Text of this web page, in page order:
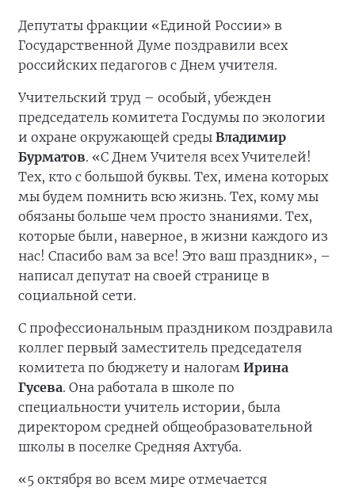
Депутаты фракции «Единой России» в
Государственной Думе поздравили всех
российских педагогов с Днем учителя.
Учительский труд – особый, убежден
председатель комитета Госдумы по экологии
и охране окружающей среды Владимир
Бурматов. «С Днем Учителя всех Учителей!
Тех, кто с большой буквы. Тех, имена которых
мы будем помнить всю жизнь. Тех, кому мы
обязаны больше чем просто знаниями. Тех,
которые были, наверное, в жизни каждого из
нас! Спасибо вам за все! Это ваш праздник», –
написал депутат на своей странице в
социальной сети.
С профессиональным праздником поздравила
коллег первый заместитель председателя
комитета по бюджету и налогам Ирина
Гусева. Она работала в школе по
специальности учитель истории, была
директором средней общеобразовательной
школы в поселке Средняя Ахтуба.
«5 октября во всем мире отмечается